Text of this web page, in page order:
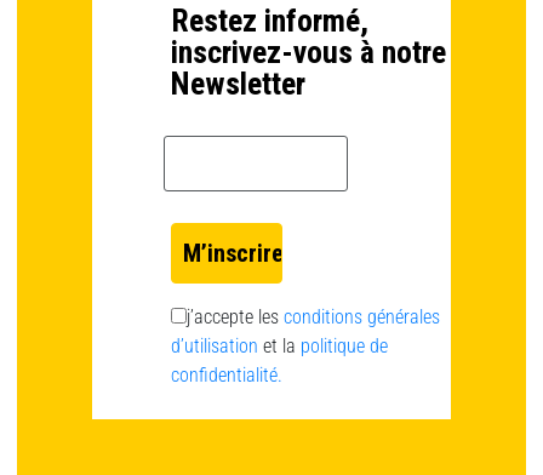
Restez informé,
inscrivez-vous à notre
Newsletter
j’accepte les conditions générales
d’utilisation et la politique de
confidentialité.